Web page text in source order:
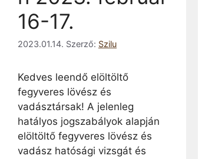
16-17.
2023.01.14. Szerző: Szilu
Kedves leendő elöltöltő
fegyveres lövész és
vadásztársak! A jelenleg
hatályos jogszabályok alapján
elöltöltő fegyveres lövész és
vadász hatósági vizsgát és